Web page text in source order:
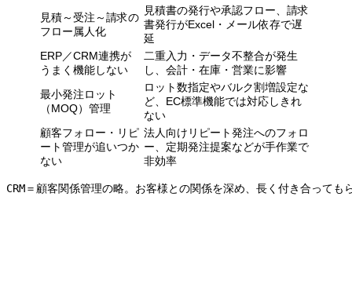
見積～受注～請求の
フロー属人化
見積書の発行や承認フロー、請求
書発行がExcel・メール依存で遅
延
ERP／CRM連携が
うまく機能しない
二重入力・データ不整合が発生
し、会計・在庫・営業に影響
最小発注ロット
（MOQ）管理
ロット数指定やバルク割増設定な
ど、EC標準機能では対応しきれ
ない
顧客フォロー・リピ
ート管理が追いつか
ない
法人向けリピート発注へのフォロ
ー、定期発注提案などが手作業で
非効率
CRM＝顧客関係管理の略。お客様との関係を深め、長く付き合って